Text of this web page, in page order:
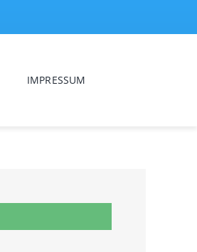
IMPRESSUM